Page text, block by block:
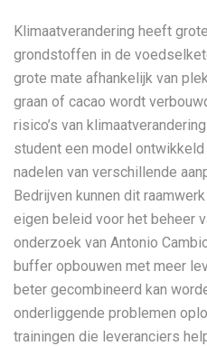
Klimaatverandering heeft
grondstoffen in de
grote mate afhankelijk van
graan of cacao wordt
risico’s van
student een model
nadelen van verschillende
Bedrijven kunnen dit
eigen beleid voor het beheer
onderzoek van Antonio
buffer opbouwen met meer
beter gecombineerd kan
onderliggende problemen
trainingen die leveranciers